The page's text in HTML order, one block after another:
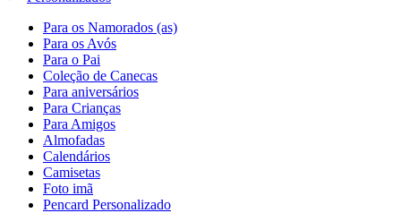
Para os Namorados (as)
Para os Avós
Para o Pai
Coleção de Canecas
Para aniversários
Para Crianças
Para Amigos
Almofadas
Calendários
Camisetas
Foto imã
Pencard Personalizado